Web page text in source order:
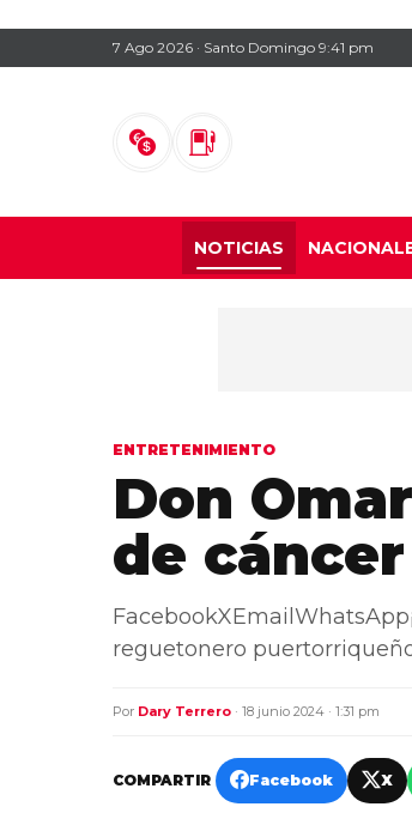
7 Ago 2026 · Santo Domingo 9:41 pm
NOTICIAS
ENTRETENIMIENTO
Don
de cáncer
reguetonero
Por Dary Terrero · 18 junio 2024 · 1:31 pm
COMPARTIR Facebook X